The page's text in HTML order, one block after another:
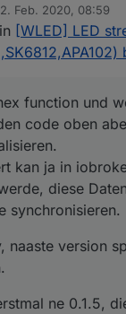
optimalisieren.
wert kan ja in
werde, diese
Seite
worry, naaste
drin.
jetzt erstmal ne
Feb. 2020, 08:59
von
[WLED] LED
function und
code oben
kan ja in
diese
synchronisieren.
naaste version
ne 0.1.5,